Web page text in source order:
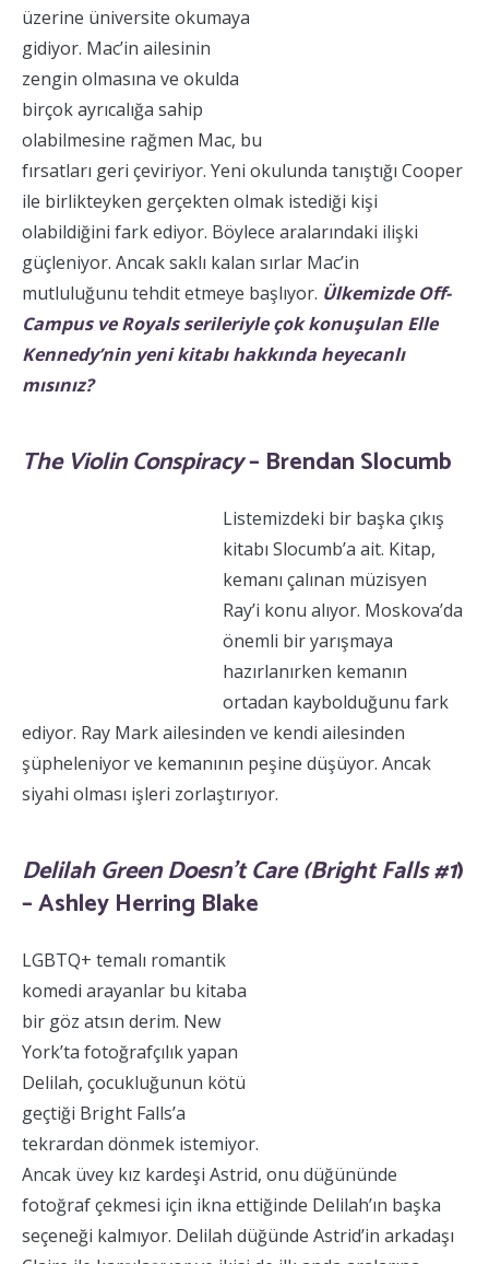
üzerine üniversite okumaya
gidiyor. Mac’in ailesinin
zengin olmasına ve okulda
birçok ayrıcalığa sahip
olabilmesine rağmen Mac, bu
fırsatları geri çeviriyor. Yeni okulunda tanıştığı Cooper
ile birlikteyken gerçekten olmak istediği kişi
olabildiğini fark ediyor. Böylece aralarındaki ilişki
güçleniyor. Ancak saklı kalan sırlar Mac’in
mutluluğunu tehdit etmeye başlıyor. Ülkemizde Off-
Campus ve Royals serileriyle çok konuşulan Elle
Kennedy’nin yeni kitabı hakkında heyecanlı
mısınız?
The Violin Conspiracy– Brendan Slocumb
Listemizdeki bir başka çıkış
kitabı Slocumb’a ait. Kitap,
kemanı çalınan müzisyen
Ray’i konu alıyor. Moskova’da
önemli bir yarışmaya
hazırlanırken kemanın
ortadan kaybolduğunu fark
ediyor. Ray Mark ailesinden ve kendi ailesinden
şüpheleniyor ve kemanının peşine düşüyor. Ancak
siyahi olması işleri zorlaştırıyor.
Delilah Green Doesn’t Care (Bright Falls #1)
– Ashley Herring Blake
LGBTQ+ temalı romantik
komedi arayanlar bu kitaba
bir göz atsın derim. New
York’ta fotoğrafçılık yapan
Delilah, çocukluğunun kötü
geçtiği Bright Falls’a
tekrardan dönmek istemiyor.
Ancak üvey kız kardeşi Astrid, onu düğününde
fotoğraf çekmesi için ikna ettiğinde Delilah’ın başka
seçeneği kalmıyor. Delilah düğünde Astrid’in arkadaşı